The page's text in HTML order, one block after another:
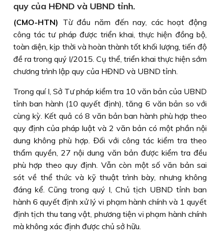
quy của HĐND và UBND tỉnh.
(CMO-HTN) Từ đầu năm đến nay, các hoạt động
công tác tư pháp được triển khai, thực hiện đồng bộ,
toàn diện, kịp thời và hoàn thành tốt khối lượng, tiến độ
đề ra trong quý I/2015. Cụ thể, triển khai thực hiện sớm
chương trình lập quy của HĐND và UBND tỉnh.
Trong quí I, Sở Tư pháp kiểm tra 10 văn bản của UBND
tỉnh ban hành (10 quyết định), tăng 6 văn bản so với
cùng kỳ. Kết quả có 8 văn bản ban hành phù hợp theo
quy định của pháp luật và 2 văn bản có một phần nội
dung không phù hợp. Đối với công tác kiểm tra theo
thẩm quyền, 27 nội dung văn bản được kiểm tra đều
phù hợp theo quy định. Vẫn còn một số văn bản sai
sót về thể thức và kỹ thuật trình bày, nhưng không
đáng kể. Cũng trong quý I, Chủ tịch UBND tỉnh ban
hành 6 quyết định xử lý vi phạm hành chính và 1 quyết
định tịch thu tang vật, phương tiện vi phạm hành chính
mà không xác định được chủ sở hữu.